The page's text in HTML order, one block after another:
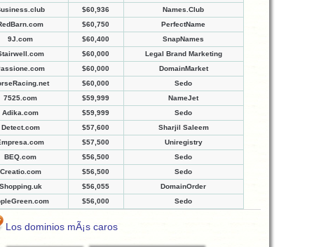
$60,936
Names.Club
$60,750
PerfectName
9J.com
$60,400
SnapNames
$60,000
Legal Brand Marketing
$60,000
DomainMarket
$60,000
Sedo
7525.com
$59,999
NameJet
Adika.com
$59,999
Sedo
Detect.com
$57,600
Sharjil Saleem
$57,500
Uniregistry
BEQ.com
$56,500
Sedo
Creatio.com
$56,500
Sedo
$56,055
DomainOrder
$56,000 Sedo
Los dominios mÃ¡s caros